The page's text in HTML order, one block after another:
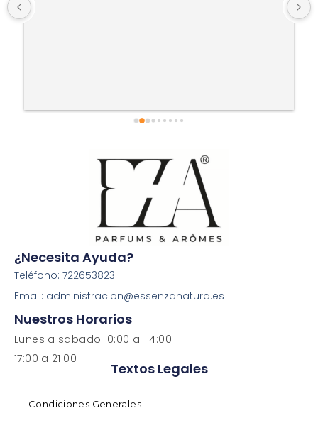
¿Necesita Ayuda?
Teléfono: 722653823
Email: administracion@essenzanatura.es
Nuestros Horarios
Lunes a sabado 10:00 a 14:00
17:00 a 21:00
Textos Legales
Condiciones Generales